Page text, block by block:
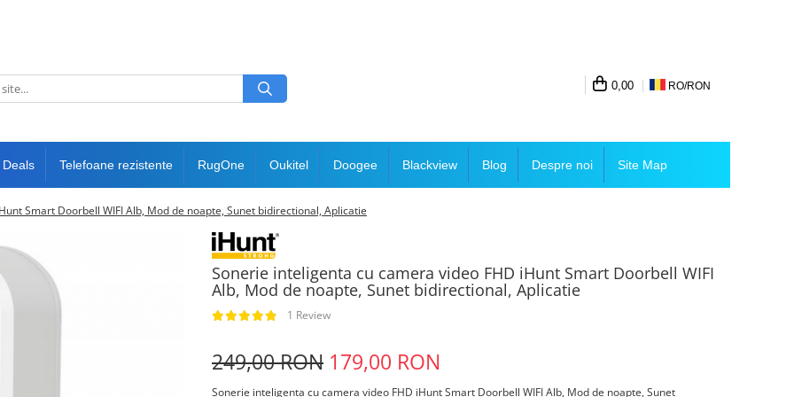
0,00 RO/RON
Deals Telefoane rezistente RugOne Oukitel Doogee Blackview Blog Despre noi Site Map
Smart Doorbell WIFI Alb, Mod de noapte, Sunet bidirectional, Aplicatie
Sonerie inteligenta cu camera video FHD iHunt Smart Doorbell WIFI
Alb, Mod de noapte, Sunet bidirectional, Aplicatie
1 Review
249,00 RON 179,00 RON
Sonerie inteligenta cu camera video FHD iHunt Smart Doorbell WIFI Alb, Mod de noapte, Sunet